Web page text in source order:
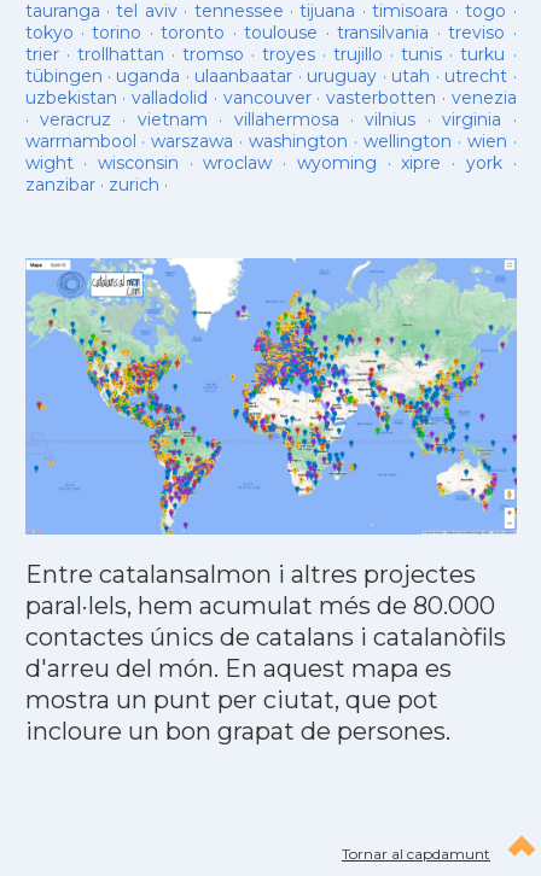
tauranga ·tel aviv· tennessee ·tijuana ·timisoara ·togo ·
tokyo ·torino ·toronto ·toulouse ·transilvania ·treviso ·
trier· trollhattan · tromso · troyes·trujillo ·tunis ·turku ·
tübingen · uganda · ulaanbaatar · uruguay · utah · utrecht ·
uzbekistan · valladolid · vancouver· vasterbotten · venezia
· veracruz · vietnam · villahermosa ·vilnius ·virginia ·
warrnambool ·warszawa ·washington · wellington · wien ·
wight· wisconsin ·wroclaw · wyoming ·xipre · york·
zanzibar· zurich ·
Entre catalansalmon i altres projectes
paral·lels, hem acumulat més de 80.000
contactes únics de catalans i catalanòfils
d'arreu del món. En aquest mapa es
mostra un punt per ciutat, que pot
incloure un bon grapat de persones.
Tornar al capdamunt